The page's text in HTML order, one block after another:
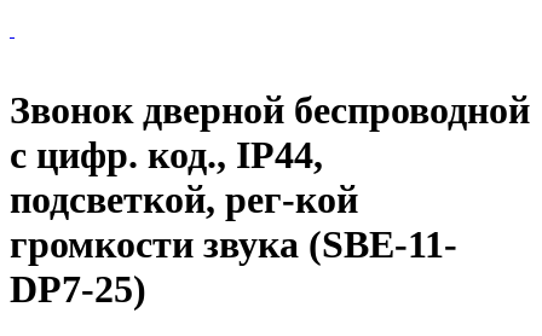
Звонок дверной беспроводной
с цифр. код., IP44,
подсветкой, рег-кой
громкости звука (SBE-11-
DP7-25)